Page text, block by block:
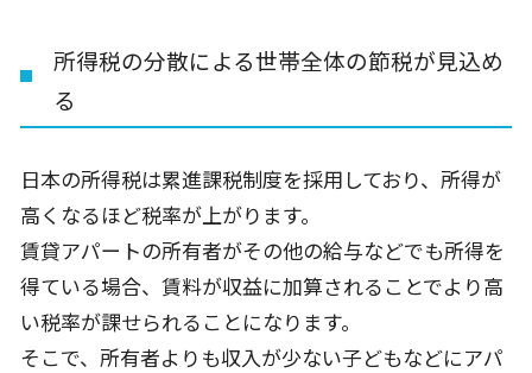
所得税の分散による世帯全体の節税が見込め
る
日本の所得税は累進課税制度を採用しており、所得が
高くなるほど税率が上がります。
賃貸アパートの所有者がその他の給与などでも所得を
得ている場合、賃料が収益に加算されることでより高
い税率が課せられることになります。
そこで、所有者よりも収入が少ない子どもなどにアパ